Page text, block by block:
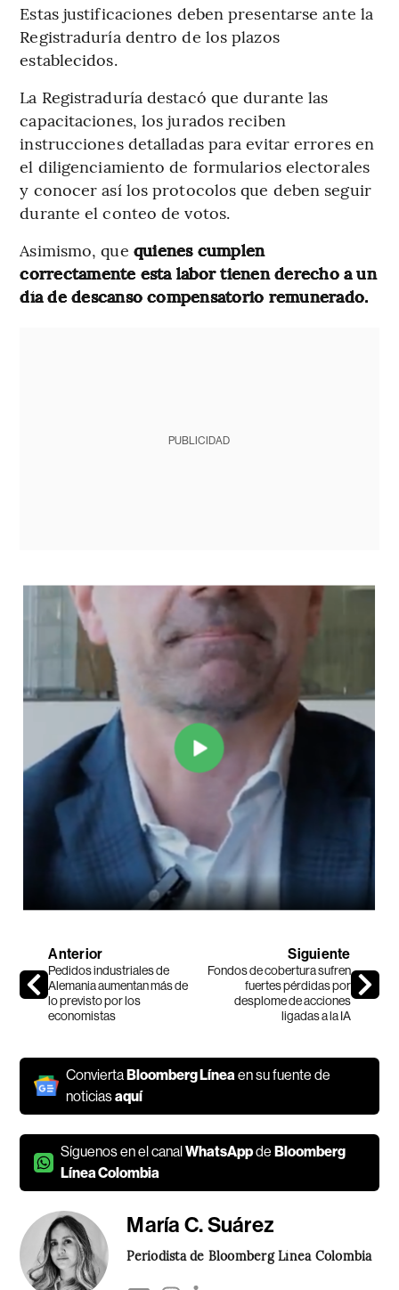
Estas justificaciones deben presentarse ante la
Registraduría dentro de los plazos
establecidos.
La Registraduría destacó que durante las
capacitaciones, los jurados reciben
instrucciones detalladas para evitar errores en
el diligenciamiento de formularios electorales
y conocer así los protocolos que deben seguir
durante el conteo de votos.
Asimismo, que quienes cumplen
correctamente esta labor tienen derecho a un
día de descanso compensatorio remunerado.
PUBLICIDAD
Anterior
Pedidos industriales de
Alemania aumentan más de
lo previsto por los
economistas
Siguiente
Fondos de cobertura sufren
fuertes pérdidas por
desplome de acciones
ligadas a la IA
ConviertaBloomberg Línea en su fuente de
noticiasaquí
Síguenos en el canalWhatsAppdeBloomberg
Línea Colombia
María C. Suárez
Periodista de Bloomberg Línea Colombia